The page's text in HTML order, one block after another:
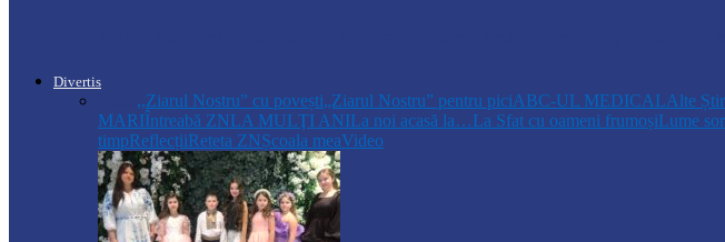
Divertis
,,Ziarul Nostru” cu povești„Ziarul Nostru” pentru piciABC-UL MEDICALAlte
MARIÎntreabă ZNLA MULŢI ANILa noi acasă la…La Sfat cu oameni frumoșiLume
timpReflecțiiReteta ZNȘcoala meaVideo